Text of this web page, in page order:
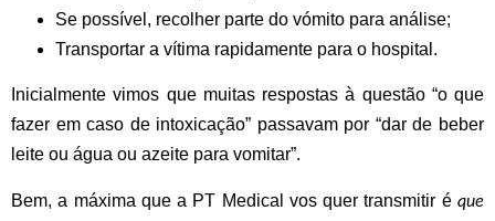
Se possível, recolher parte do vómito para análise;
Transportar a vítima rapidamente para o hospital.
Inicialmente vimos que muitas respostas à questão “o que
fazer em caso de intoxicação” passavam por “dar de beber
leite ou água ou azeite para vomitar”.
Bem, a máxima que a PT Medical vos quer transmitir é que